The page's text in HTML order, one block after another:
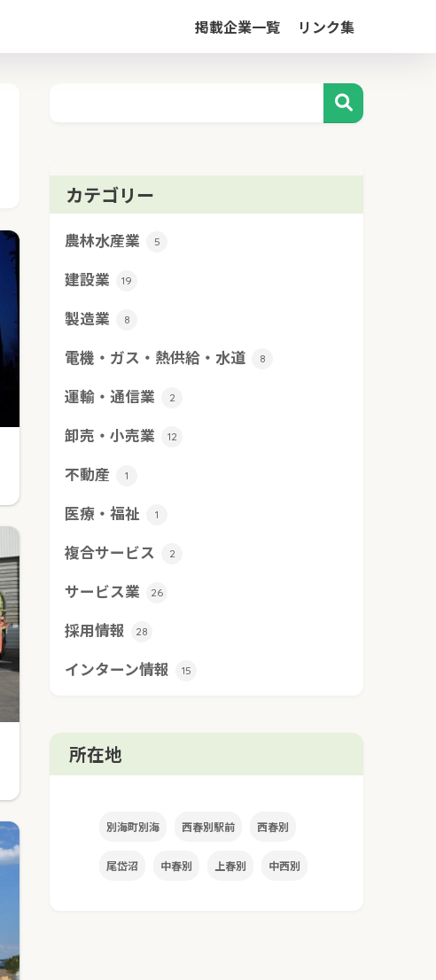
掲載企業一覧 リンク集
カテゴリー
農林水産業 5
建設業 19
製造業 8
電機・ガス・熱供給・水道 8
運輸・通信業 2
卸売・小売業 12
不動産 1
医療・福祉 1
複合サービス 2
サービス業 26
採用情報 28
インターン情報 15
所在地
別海町別海 西春別駅前 西春別
尾岱沼 中春別 上春別 中西別